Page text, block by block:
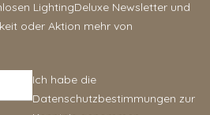
LightingDeluxe Newsletter und
oder Aktion mehr von
Ich habe die
Datenschutzbestimmungen zur